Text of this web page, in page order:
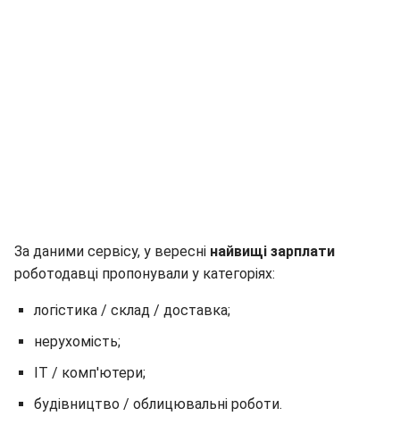
За даними сервісу, у вересні найвищі зарплати
роботодавці пропонували у категоріях:
логістика / склад / доставка;
нерухомість;
IT / комп'ютери;
будівництво / облицювальні роботи.